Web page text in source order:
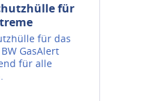
für
für das
GasAlert
für alle